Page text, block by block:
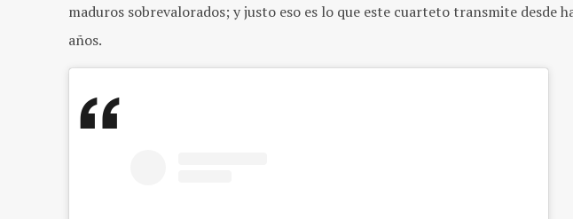
maduros sobrevalorados; y justo eso es lo que este cuarteto transmite desde
años.